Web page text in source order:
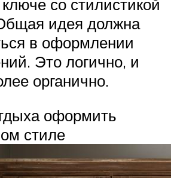
со стилистикой
идея должна
в оформлении
Это логично, и
органично.
оформить
стиле